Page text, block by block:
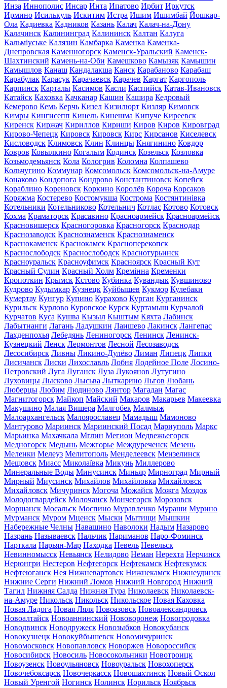
Инза Иннополис Инсар Инта Ипатово Ирбит Иркутск
Ирмино Исилькуль Искитим Истра Ишим Ишимбай Йошкар-
Ола Кадиевка Кадников Казань Калач Калач-на-Дону
Калачинск Калининград Калининск Калтан Калуга
Кальміуське Калязин Камбарка Каменка Каменка-
Днепровская Каменногорск Каменск-Уральский Каменск-
Шахтинский Камень-на-Оби Камешково Камызяк Камышин
Камышлов Канаш Кандалакша Канск Карабаново Карабаш
Карабулак Карасук Карачаевск Карачев Каргат Каргополь
Карпинск Карталы Касимов Касли Каспийск Катав-Ивановск
Катайск Каховка Качканар Кашин Кашира Кедровый
Кемерово Кемь Керчь Кизел Кизилюрт Кизляр Кимовск
Кимры Кингисепп Кинель Кинешма Кипуче Киреевск
Киренск Киржач Кириллов Кириши Киров Киров Кировград
Кирово-Чепецк Кировск Кировск Кирс Кирсанов Киселевск
Кисловодск Климовск Клин Клинцы Княгинино Ковдор
Ковров Ковылкино Когалым Кодинск Козельск Козловка
Козьмодемьянск Кола Кологрив Коломна Колпашево
Кольчугино Коммунар Комсомольск Комсомольск-на-Амуре
Конаково Кондопога Кондрово Константиновск Копейск
Кораблино Кореновск Коркино Королёв Короча Корсаков
Коряжма Костерево Костомукша Кострома Костянтинівка
Котельники Котельниково Котельнич Котлас Котово Котовск
Кохма Краматорск Красавино Красноармейск Красноармейск
Красновишерск Красногоровка Красногорск Краснодар
Краснозаводск Краснознаменск Краснознаменск
Краснокаменск Краснокамск Красноперекопск
Краснослободск Краснослободск Краснотурьинск
Красноуральск Красноуфимск Красноярск Красный Кут
Красный Сулин Красный Холм Кремінна Кременки
Кропоткин Крымск Кстово Кубинка Кувандык Кувшиново
Кудрово Кудымкар Кузнецк Куйбышев Кукмор Кулебаки
Кумертау Кунгур Купино Курахово Курган Курганинск
Курильск Курлово Куровское Курск Куртамыш Курчалой
Курчатов Куса Кушва Кызыл Кыштым Кяхта Лабинск
Лабытнанги Лагань Ладушкин Лаишево Лакинск Лангепас
Лахденпохья Лебедянь Лениногорск Ленинск Ленинск-
Кузнецкий Ленск Лермонтов Лесной Лесозаводск
Лесосибирск Ливны Ликино-Дулёво Лиман Липецк Липки
Лисичанск Лиски Лихославль Лобня Лодейное Поле Лосино-
Петровский Луга Луганск Луза Лукоянов Лутугино
Луховицы Лысково Лысьва Лыткарино Льгов Любань
Люберцы Любим Людиново Лянтор Магадан Магас
Магнитогорск Майкоп Майский Макаров Макарьев Макеевка
Макушино Малая Вишера Малгобек Малмыж
Малоархангельск Малоярославец Мамадыш Мамоново
Мантурово Мариинск Мариинский Посад Мариуполь Маркс
Марьинка Махачкала Мглин Мегион Медвежьегорск
Медногорск Медынь Межгорье Междуреченск Мезень
Меленки Мелеуз Мелитополь Менделеевск Мензелинск
Мещовск Миасс Миколаївка Микунь Миллерово
Минеральные Воды Минусинск Миньяр Мирноград Мирный
Мирный Миусинск Михайлов Михайловка Михайловск
Михайловск Мичуринск Могоча Можайск Можга Моздок
Молодогвардейск Молочанск Мончегорск Морозовск
Моршанск Мосальск Моспино Муравленко Мураши Мурино
Мурманск Муром Мценск Мыски Мытищи Мышкин
Набережные Челны Навашино Наволоки Надым Назарово
Назрань Называевск Нальчик Нариманов Наро-Фоминск
Нарткала Нарьян-Мар Находка Невель Невельск
Невинномысск Невьянск Нелидово Неман Нерехта Нерчинск
Нерюнгри Нестеров Нефтегорск Нефтекамск Нефтекумск
Нефтеюганск Нея Нижневартовск Нижнекамск Нижнеудинск
Нижние Серги Нижний Ломов Нижний Новгород Нижний
Тагил Нижняя Салда Нижняя Тура Николаевск Николаевск-
на-Амуре Никольск Никольск Никольское Новая Каховка
Новая Ладога Новая Ляля Новоазовск Новоалександровск
Новоалтайск Новоаннинский Нововоронеж Новогродовка
Новодвинск Новодружеск Новозыбков Новокубанск
Новокузнецк Новокуйбышевск Новомичуринск
Новомосковск Новопавловск Новоржев Новороссийск
Новосибирск Новосиль Новосокольники Новотроицк
Новоузенск Новоульяновск Новоуральск Новохоперск
Новочебоксарск Новочеркасск Новошахтинск Новый Оскол
Новый Уренгой Ногинск Нолинск Норильск Ноябрьск